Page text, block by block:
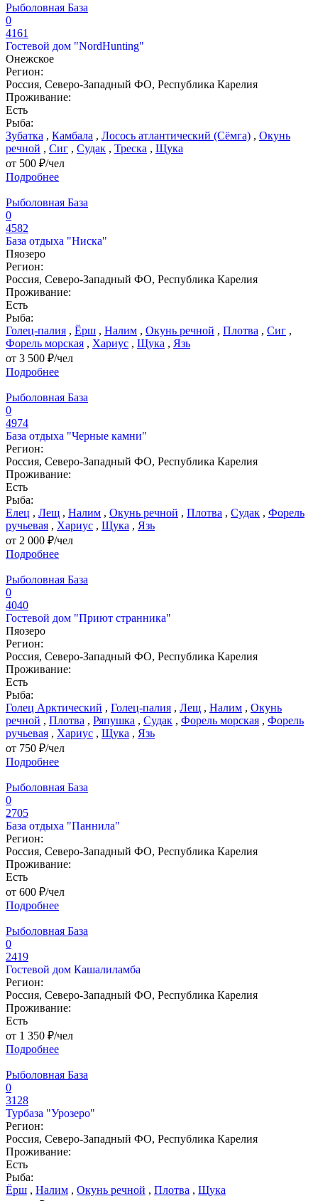
Рыболовная База
0
4161
Гостевой дом "NordHunting"
Онежское
Регион:
Россия, Северо-Западный ФО, Республика Карелия
Проживание:
Есть
Рыба:
Зубатка , Камбала , Лосось атлантический (Сёмга) , Окунь
речной , Сиг , Судак , Треска , Щука
от 500 ₽/чел
Подробнее
Рыболовная База
0
4582
База отдыха "Ниска"
Пяозеро
Регион:
Россия, Северо-Западный ФО, Республика Карелия
Проживание:
Есть
Рыба:
Голец-палия , Ёрш , Налим , Окунь речной , Плотва , Сиг ,
Форель морская , Хариус , Щука , Язь
от 3 500 ₽/чел
Подробнее
Рыболовная База
0
4974
База отдыха "Черные камни"
Регион:
Россия, Северо-Западный ФО, Республика Карелия
Проживание:
Есть
Рыба:
Елец , Лещ , Налим , Окунь речной , Плотва , Судак , Форель
ручьевая , Хариус , Щука , Язь
от 2 000 ₽/чел
Подробнее
Рыболовная База
0
4040
Гостевой дом "Приют странника"
Пяозеро
Регион:
Россия, Северо-Западный ФО, Республика Карелия
Проживание:
Есть
Рыба:
Голец Арктический , Голец-палия , Лещ , Налим , Окунь
речной , Плотва , Ряпушка , Судак , Форель морская , Форель
ручьевая , Хариус , Щука , Язь
от 750 ₽/чел
Подробнее
Рыболовная База
0
2705
База отдыха "Паннила"
Регион:
Россия, Северо-Западный ФО, Республика Карелия
Проживание:
Есть
от 600 ₽/чел
Подробнее
Рыболовная База
0
2419
Гостевой дом Кашалиламба
Регион:
Россия, Северо-Западный ФО, Республика Карелия
Проживание:
Есть
от 1 350 ₽/чел
Подробнее
Рыболовная База
0
3128
Турбаза "Урозеро"
Регион:
Россия, Северо-Западный ФО, Республика Карелия
Проживание:
Есть
Рыба:
Ёрш , Налим , Окунь речной , Плотва , Щука